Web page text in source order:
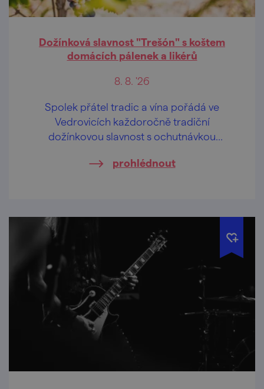
Dožínková slavnost "Trešón" s koštem
domácích pálenek a likérů
8. 8. '26
Spolek přátel tradic a vína pořádá ve
Vedrovicích každoročně tradiční
dožínkovou slavnost s ochutnávkou
prohlédnout